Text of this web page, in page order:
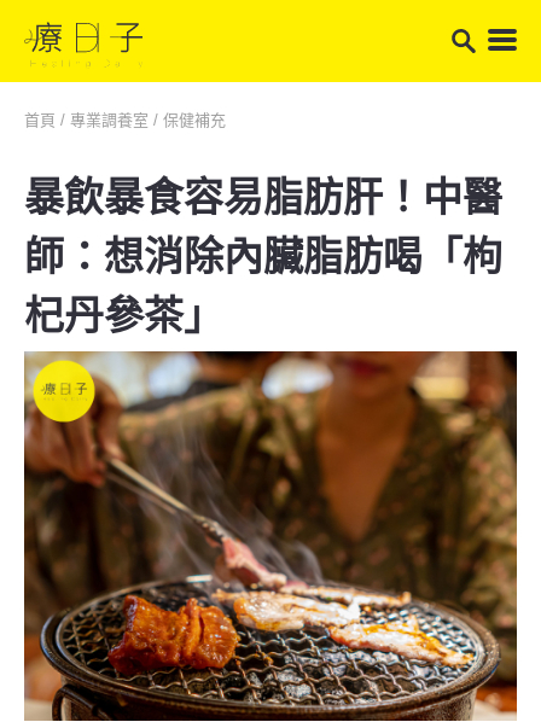
首頁 / 專業調養室 / 保健補充
暴飲暴食容易脂肪肝！中醫
師：想消除內臟脂肪喝「枸
杞丹參茶」